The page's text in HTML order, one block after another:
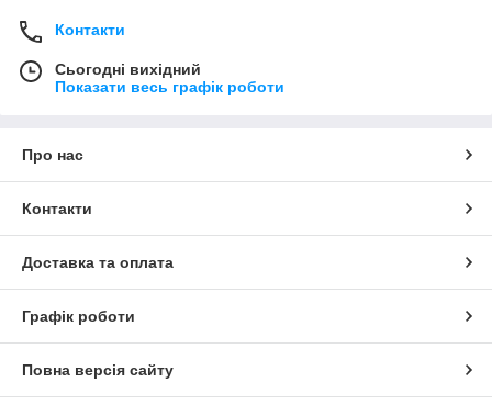
Контакти
Сьогодні вихідний
Показати весь графік роботи
Про нас
Контакти
Доставка та оплата
Графік роботи
Повна версія сайту